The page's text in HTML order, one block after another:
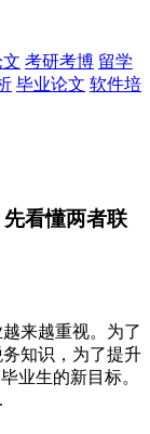
考研考博 留学
毕业论文 软件培
看懂两者联
来越重视。为了
知识，为了提升
业生的新目标。